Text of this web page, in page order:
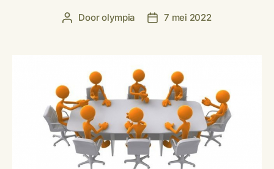
Berichtauteur
Doorolympia Berichtdatum
7 mei 2022